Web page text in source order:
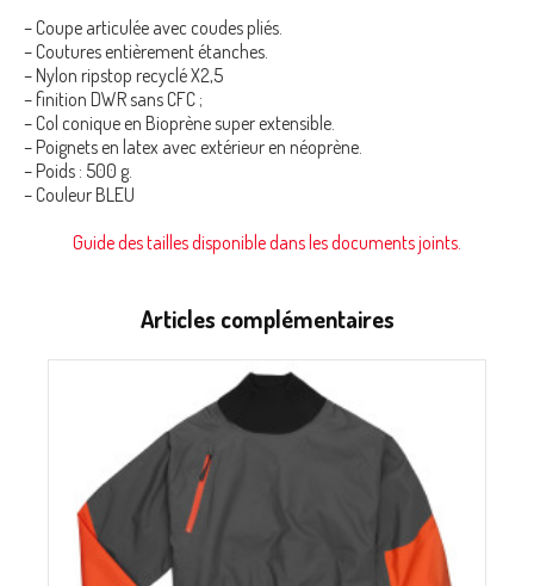
Articles complémentaires
– Coupe articulée avec coudes pliés.
– Coutures entièrement étanches.
– Nylon ripstop recyclé X2,5
– finition DWR sans CFC ;
– Col conique en Bioprène super extensible.
– Poignets en latex avec extérieur en néoprène.
– Poids : 500 g.
– Couleur BLEU
Guide des tailles disponible dans les documents joints.